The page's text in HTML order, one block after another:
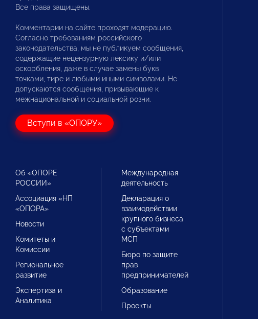
Все права защищены.
Комментарии на сайте проходят модерацию.
Согласно требованиям российского
законодательства, мы не публикуем сообщения,
содержащие нецензурную лексику и/или
оскорбления, даже в случае замены букв
точками, тире и любыми иными символами. Не
допускаются сообщения, призывающие к
межнациональной и социальной розни.
Вступи в «ОПОРУ»
Об «ОПОРЕ
РОССИИ»
Ассоциация «НП
«ОПОРА»
Новости
Комитеты и
Комиссии
Региональное
развитие
Экспертиза и
Аналитика
Международная
деятельность
Декларация о
взаимодействии
крупного бизнеса
с субъектами
МСП
Бюро по защите
прав
предпринимателей
Образование
Проекты